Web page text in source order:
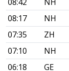
08:17
NH
07:35
ZH
07:10
NH
06:18
GE